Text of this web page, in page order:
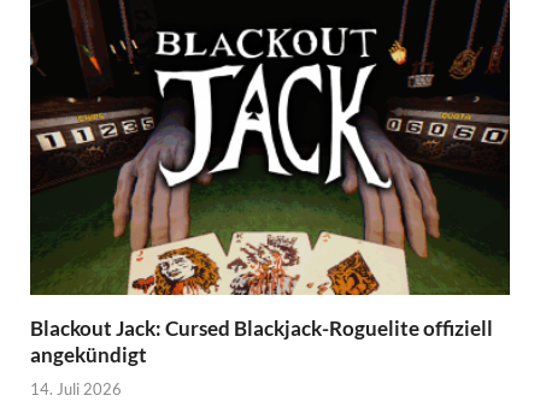
Blackout Jack: Cursed Blackjack-Roguelite offiziell
angekündigt
14. Juli 2026